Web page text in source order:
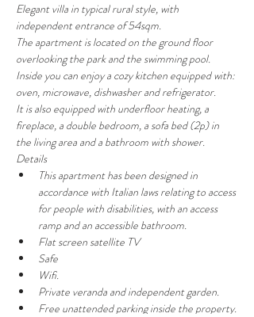
Elegant villa in typical rural style, with
independent entrance of 54sqm.
The apartment is located on the ground floor
overlooking the park and the swimming pool.
Inside you can enjoy a cozy kitchen equipped with:
oven, microwave, dishwasher and refrigerator.
It is also equipped with underfloor heating, a
fireplace, a double bedroom, a sofa bed (2p) in
the living area and a bathroom with shower.
Details
This apartment has been designed in
accordance with Italian laws relating to access
for people with disabilities, with an access
ramp and an accessible bathroom.
Flat screen satellite TV
Safe
Wifi.
Private veranda and independent garden.
Free unattended parking inside the property.